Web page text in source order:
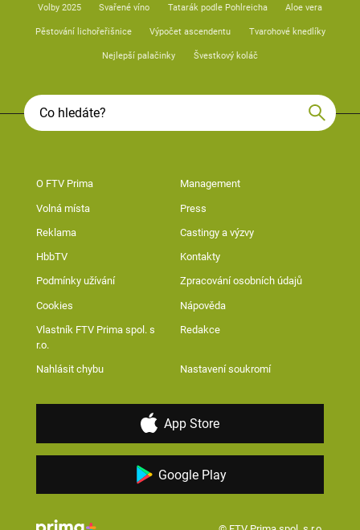
Volby 2025 Svařené víno Tatarák podle Pohlreicha Aloe vera
Pěstování lichořeřišnice Výpočet ascendentu Tvarohové knedlíky
Nejlepší palačinky Švestkový koláč
O FTV Prima Management
Volná místa Press
Reklama Castingy a výzvy
HbbTV Kontakty
Podmínky užívání Zpracování osobních údajů
Cookies Nápověda
Vlastník FTV Prima spol. s
r.o.
Redakce
Nahlásit chybu Nastavení soukromí
App Store
Google Play